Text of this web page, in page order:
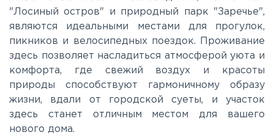
Щелковское
"Лосиный остров" и природный парк "Заречье",
являются идеальными местами для прогулок,
пикников и велосипедных поездок. Проживание
здесь позволяет насладиться атмосферой уюта и
комфорта, где свежий воздух и красоты
природы способствуют гармоничному образу
жизни, вдали от городской суеты, и участок
здесь станет отличным местом для вашего
нового дома.